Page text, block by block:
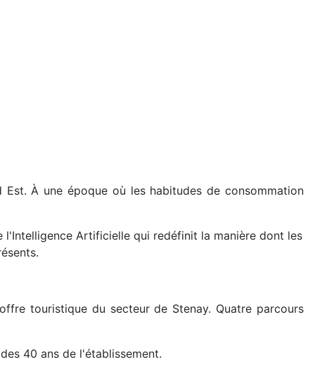
Est. À une époque où les habitudes de consommation
l'Intelligence Artificielle qui redéfinit la manière dont les
touristique du secteur de Stenay. Quatre parcours
40 ans de l'établissement.